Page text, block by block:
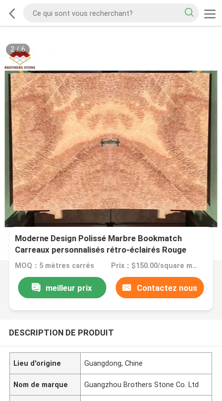
2/6
Moderne Design Polissé Marbre Bookmatch
Carreaux personnalisés rétro-éclairés Rouge
Dragon Jade Onyx Mur
MOQ：5 mètres carrés Prix：$150.00/square meters 5-149 square meters
meilleur prix Contactez nous
DESCRIPTION DE PRODUIT
Lieu d'origine Guangdong, Chine
Nom de marque Guangzhou Brothers Stone Co. Ltd